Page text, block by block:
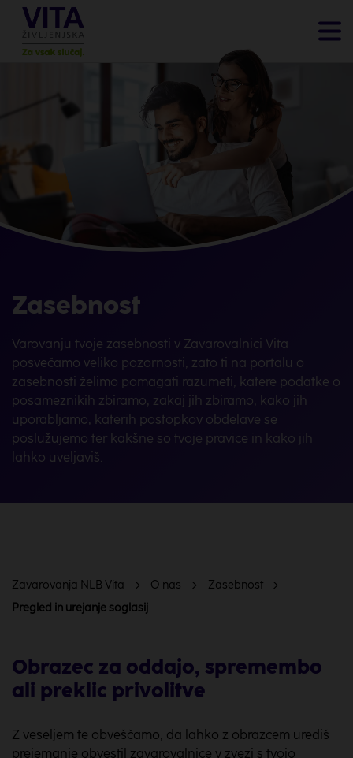
Zasebnost
Varovanju tvoje zasebnosti v Zavarovalnici Vita
posvečamo veliko pozornosti, zato ti na portalu o
zasebnosti želimo pomagati razumeti, katere podatke o
posameznikih zbiramo, zakaj jih zbiramo, kako jih
uporabljamo, katerih postopkov obdelave se
poslužujemo ter kakšne so tvoje pravice in kako jih
lahko uveljaviš.
Zavarovanja NLB Vita O nas
Zasebnost
Pregled in urejanje soglasij
Obrazec za oddajo, spremembo
ali preklic privolitve
Z veseljem te obveščamo, da lahko z obrazcem urediš
prejemanje obvestil zavarovalnice v zvezi s tvojo